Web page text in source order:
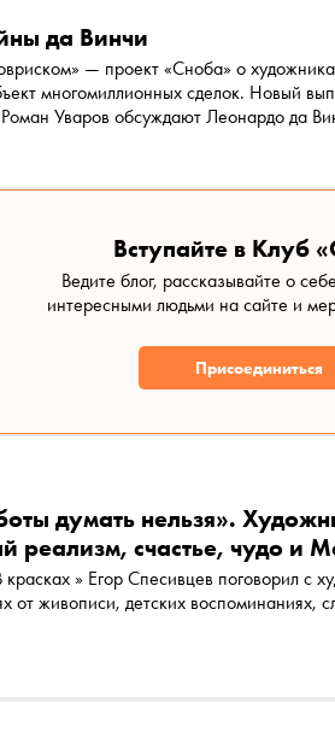
да Винчи
изменили искусство и
многомиллионных сделок. Новый
Уваров обсуждают Леонардо да
Вступайте в Клуб
Ведите блог, рассказывайте о
интересными людьми на сайте и
Присоединиться
думать нельзя».
реализм, счастье, чудо и
» Егор Спесивцев поговорил с
от живописи, детских воспоминаниях,